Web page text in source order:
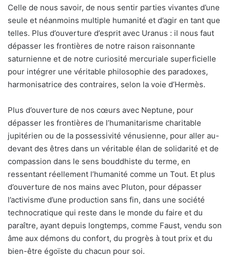
Celle de nous savoir, de nous sentir parties vivantes d’une
seule et néanmoins multiple humanité et d’agir en tant que
telles. Plus d’ouverture d’esprit avec Uranus : il nous faut
dépasser les frontières de notre raison raisonnante
saturnienne et de notre curiosité mercuriale superficielle
pour intégrer une véritable philosophie des paradoxes,
harmonisatrice des contraires, selon la voie d’Hermès.
Plus d’ouverture de nos cœurs avec Neptune, pour
dépasser les frontières de l’humanitarisme charitable
jupitérien ou de la possessivité vénusienne, pour alIer au-
devant des êtres dans un véritable élan de solidarité et de
compassion dans le sens bouddhiste du terme, en
ressentant réellement l’humanité comme un Tout. Et plus
d’ouverture de nos mains avec Pluton, pour dépasser
l’activisme d’une production sans fin, dans une société
technocratique qui reste dans le monde du faire et du
paraître, ayant depuis longtemps, comme Faust, vendu son
âme aux démons du confort, du progrès à tout prix et du
bien-­être égoïste du chacun pour soi.